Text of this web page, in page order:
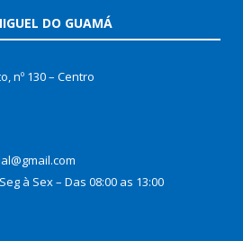
DO GUAMÁ
nº 130 – Centro
à Sex – Das 08:00 as 13:00